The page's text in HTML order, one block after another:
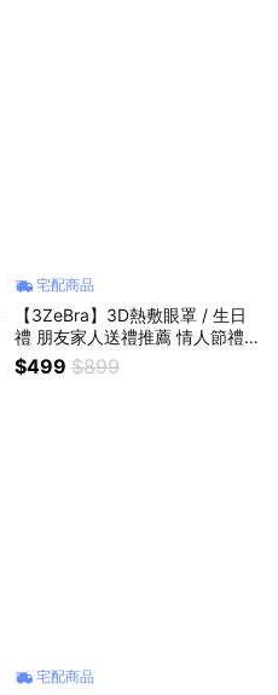
宅配商品
【3ZeBra】3D熱敷眼罩 / 生日
禮 朋友家人送禮推薦 情人節禮
物 閨密禮 交換禮物
$499 $899
宅配商品